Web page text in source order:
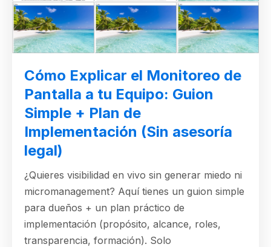
Cómo Explicar el Monitoreo de
Pantalla a tu Equipo: Guion
Simple + Plan de
Implementación (Sin asesoría
legal)
¿Quieres visibilidad en vivo sin generar miedo ni
micromanagement? Aquí tienes un guion simple
para dueños + un plan práctico de
implementación (propósito, alcance, roles,
transparencia, formación). Solo